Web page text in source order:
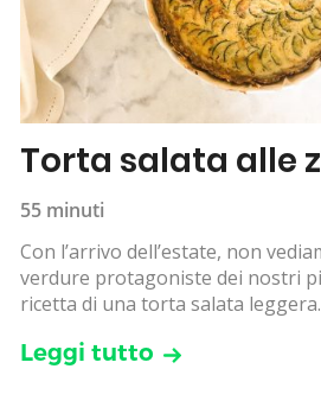
Torta salata alle
55 minuti
Con l’arrivo dell’estate, non
verdure protagoniste dei nostri
ricetta di una torta salata
Leggi tutto